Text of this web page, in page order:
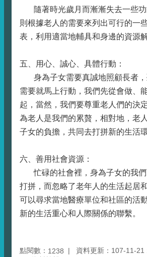
隨著時光歲月而漸漸失去一些功
則根據老人的需要來列出可行的一
表，利用適當地輔具和身邊的資源
五、用心、誠心、具體行動：
身為子女需要真誠地照顧長者，
需要就馬上行動，我們先從會做、
起，當然，我們要尊重老人們的決
為老人是我們的累贅，相對地，老
子女的負擔，共同去打拼新的生活環
六、善用社會資源：
忙碌的社會裡，身為子女的我們
打拼，而忽略了老年人的生活起居
可以尋求當地醫療單位和社區的活
新的生活重心和人際關係的聯繫。
點閱數： 1238
資料更新：107-11-21